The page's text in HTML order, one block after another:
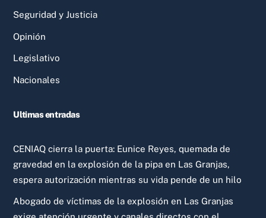
Seguridad y Justicia
Opinión
Legislativo
Nacionales
Ultimas entradas
CENIAQ cierra la puerta: Eunice Reyes, quemada de
gravedad en la explosión de la pipa en Las Granjas,
espera autorización mientras su vida pende de un hilo
Abogado de víctimas de la explosión en Las Granjas